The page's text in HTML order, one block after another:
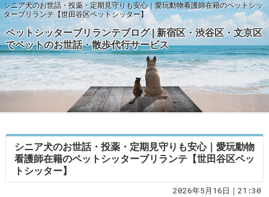
シニア犬のお世話・投薬・定期見守りも安心｜愛玩動物看護師在籍のペットシッ
ターブリランテ【世田谷区ペットシッター】
ペットシッターブリランテブログ | 新宿区・渋谷区・文京区
でペットのお世話・散歩代行サービス
シニア犬のお世話・投薬・定期見守りも安心｜愛玩動物
看護師在籍のペットシッターブリランテ【世田谷区ペッ
トシッター】
2026年5月16日｜21:30